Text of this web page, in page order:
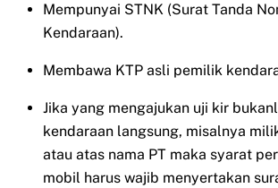
Mempunyai STNK (Surat Tanda
Kendaraan).
Membawa KTP asli pemilik
Jika yang mengajukan uji kir
kendaraan langsung, misalnya
atau atas nama PT maka syarat
mobil harus wajib menyertakan